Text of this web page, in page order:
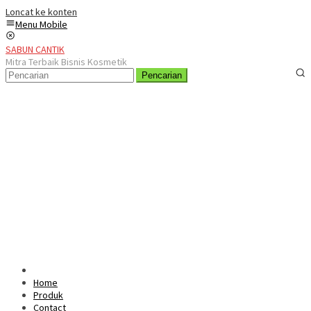
Loncat ke konten
Menu Mobile
SABUN CANTIK
Mitra Terbaik Bisnis Kosmetik
Pencarian
Home
Produk
Contact